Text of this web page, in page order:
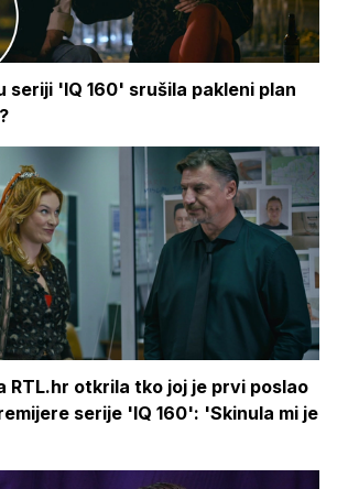
seriji 'IQ 160' srušila pakleni plan
RTL.hr otkrila tko joj je prvi poslao
serije 'IQ 160': 'Skinula mi je